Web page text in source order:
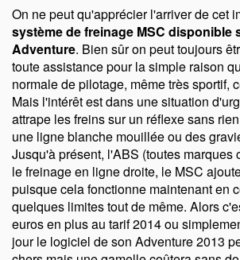
On ne peut qu'apprécier l'arriver de cet
système de freinage MSC disponible
Adventure. Bien sûr on peut toujours
toute assistance pour la simple raison
normale de pilotage, même très sportif,
Mais l'intérêt est dans une situation
attrape les freins sur un réflexe sans
une ligne blanche mouillée ou des
Jusqu'à présent, l'ABS (toutes marques
le freinage en ligne droite, le MSC
puisque cela fonctionne maintenant en
quelques limites tout de même. Alors
euros en plus au tarif 2014 ou
jour le logiciel de son Adventure 2013